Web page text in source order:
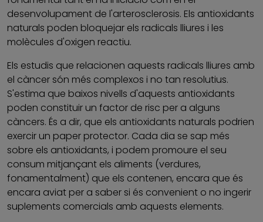
desenvolupament de l'arterosclerosis. Els antioxidants
naturals poden bloquejar els radicals lliures i les
molècules d'oxigen reactiu.
Els estudis que relacionen aquests radicals lliures amb
el càncer són més complexos i no tan resolutius.
S'estima que baixos nivells d'aquests antioxidants
poden constituir un factor de risc per a alguns
càncers. És a dir, que els antioxidants naturals podrien
exercir un paper protector. Cada dia se sap més
sobre els antioxidants, i podem promoure el seu
consum mitjançant els aliments (verdures,
fonamentalment) que els contenen, encara que és
encara aviat per a saber si és convenient o no ingerir
suplements comercials amb aquests elements.